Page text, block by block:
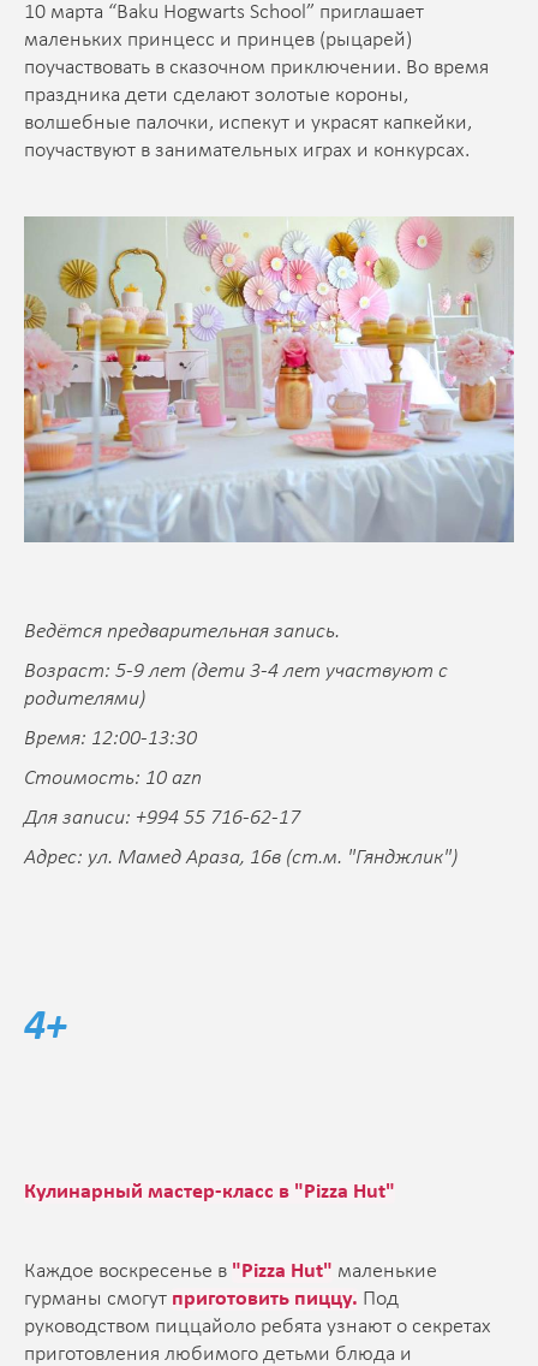
10 марта “Baku Hogwarts School” приглашает
маленьких принцесс и принцев (рыцарей)
поучаствовать в сказочном приключении. Во время
праздника дети сделают золотые короны,
волшебные палочки, испекут и украсят капкейки,
поучаствуют в занимательных играх и конкурсах.
Ведётся предварительная запись.
Возраст: 5-9 лет (дети 3-4 лет участвуют с
родителями)
Время: 12:00-13:30
Стоимость: 10 azn
Для записи: +994 55 716-62-17
Адрес: ул. Мамед Араза, 16в (ст.м. "Гянджлик")
4+
Кулинарный мастер-класс в "Pizza Hut"
Каждое воскресенье в "Pizza Hut" маленькие
гурманы смогут приготовить пиццу. Под
руководством пиццайоло ребята узнают о секретах
приготовления любимого детьми блюда и